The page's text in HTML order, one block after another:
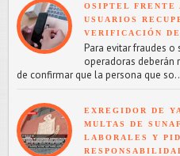
OSIPTEL FRENTE
USUARIOS
VERIFICACIÓN
Para evitar fraudes o
operadoras deberán
de confirmar que la persona que
EXREGIDOR DE
MULTAS DE
LABORALES Y